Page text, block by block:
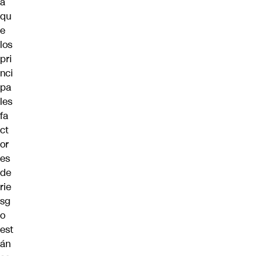
qu
e
los
pri
nci
pa
les
fa
ct
or
es
de
rie
sg
o
est
án